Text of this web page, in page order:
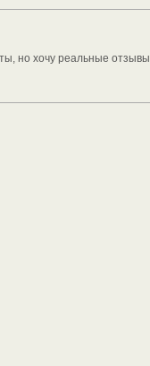
но хочу реальные отзывы